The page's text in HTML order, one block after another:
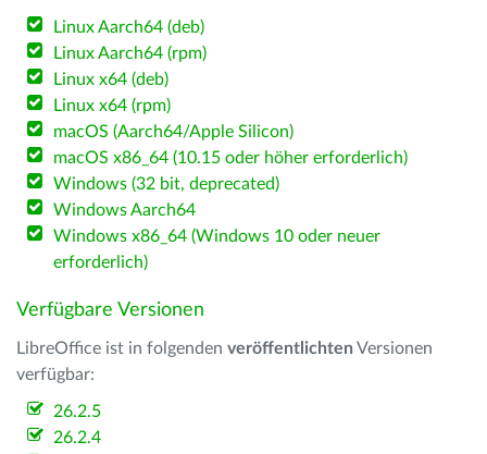
Linux Aarch64 (deb)
Linux Aarch64 (rpm)
Linux x64 (deb)
Linux x64 (rpm)
macOS (Aarch64/Apple Silicon)
macOS x86_64 (10.15 oder höher erforderlich)
Windows (32 bit, deprecated)
Windows Aarch64
Windows x86_64 (Windows 10 oder neuer
erforderlich)
Verfügbare Versionen
LibreOffice ist in folgenden veröffentlichten Versionen
verfügbar:
26.2.5
26.2.4